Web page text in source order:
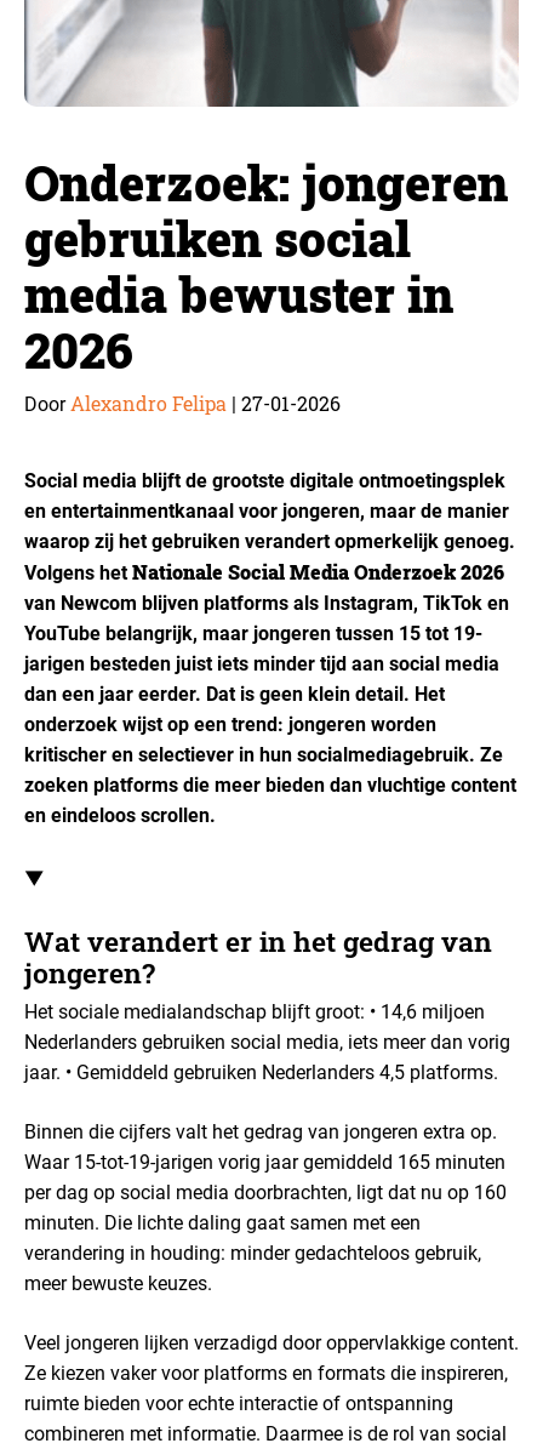
Onderzoek: jongeren
gebruiken social
media bewuster in
2026
Door Alexandro Felipa | 27-01-2026
Social media blijft de grootste digitale ontmoetingsplek
en entertainmentkanaal voor jongeren, maar de manier
waarop zij het gebruiken verandert opmerkelijk genoeg.
Volgens hetNationale Social Media Onderzoek 2026
van Newcom blijven platforms als Instagram, TikTok en
YouTube belangrijk, maar jongeren tussen 15 tot 19-
jarigen besteden juist iets minder tijd aan social media
dan een jaar eerder. Dat is geen klein detail. Het
onderzoek wijst op een trend: jongeren worden
kritischer en selectiever in hun socialmediagebruik. Ze
zoeken platforms die meer bieden dan vluchtige content
en eindeloos scrollen.
▼
Wat verandert er in het gedrag van
jongeren?
Het sociale medialandschap blijft groot: • 14,6 miljoen
Nederlanders gebruiken social media, iets meer dan vorig
jaar. • Gemiddeld gebruiken Nederlanders 4,5 platforms.
Binnen die cijfers valt het gedrag van jongeren extra op.
Waar 15-tot-19-jarigen vorig jaar gemiddeld 165 minuten
per dag op social media doorbrachten, ligt dat nu op 160
minuten. Die lichte daling gaat samen met een
verandering in houding: minder gedachteloos gebruik,
meer bewuste keuzes.
Veel jongeren lijken verzadigd door oppervlakkige content.
Ze kiezen vaker voor platforms en formats die inspireren,
ruimte bieden voor echte interactie of ontspanning
combineren met informatie. Daarmee is de rol van social